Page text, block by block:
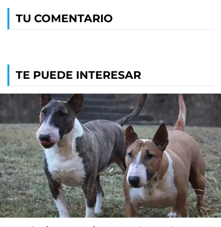
TU COMENTARIO
TE PUEDE INTERESAR